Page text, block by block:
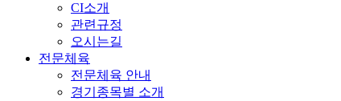
CI소개
관련규정
오시는길
전문체육
전문체육 안내
경기종목별 소개